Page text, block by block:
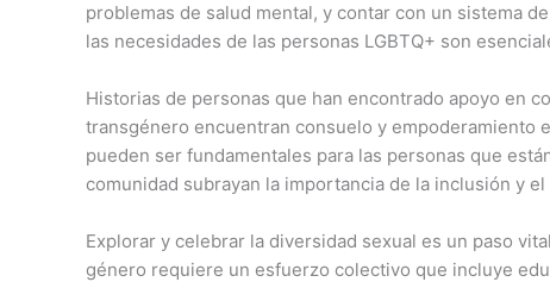
problemas de salud mental, y contar con un sistema
las necesidades de las personas LGBTQ+ son
Historias de personas que han encontrado apoyo en
transgénero encuentran consuelo y empoderamiento
pueden ser fundamentales para las personas que
comunidad subrayan la importancia de la inclusión y
Explorar y celebrar la diversidad sexual es un paso
género requiere un esfuerzo colectivo que incluye